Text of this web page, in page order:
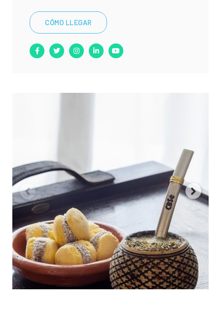
CÓMO LLEGAR